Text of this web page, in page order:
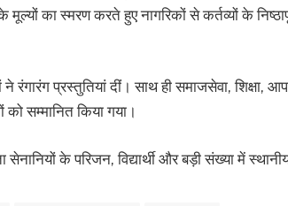
का स्मरण करते हुए नागरिकों से कर्तव्यों के
प्रस्तुतियां दीं। साथ ही समाजसेवा, शिक्षा,
सम्मानित किया गया।
के परिजन, विद्यार्थी और बड़ी संख्या में